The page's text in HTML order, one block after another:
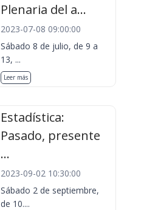
Plenaria del a...
2023-07-08 09:00:00
Sábado 8 de julio, de 9 a
13, ...
Leer más
Estadística:
Pasado, presente
...
2023-09-02 10:30:00
Sábado 2 de septiembre,
de 10....